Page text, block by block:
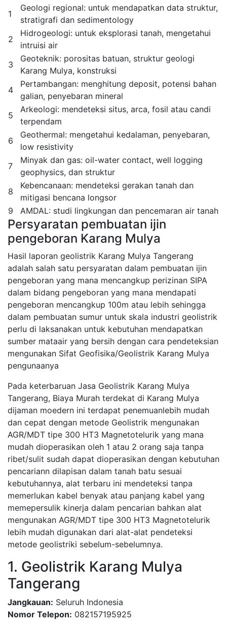
1
Geologi regional: untuk mendapatkan data struktur,
stratigrafi dan sedimentology
2
Hidrogeologi: untuk eksplorasi tanah, mengetahui
intruisi air
3
Geoteknik: porositas batuan, struktur geologi
Karang Mulya, konstruksi
4
Pertambangan: menghitung deposit, potensi bahan
galian, penyebaran mineral
5
Arkeologi: mendeteksi situs, arca, fosil atau candi
terpendam
6
Geothermal: mengetahui kedalaman, penyebaran,
low resistivity
7
Minyak dan gas: oil-water contact, well logging
geophysics, dan struktur
8
Kebencanaan: mendeteksi gerakan tanah dan
mitigasi bencana longsor
9
AMDAL: studi lingkungan dan pencemaran air tanah
Persyaratan pembuatan ijin
pengeboran Karang Mulya
Hasil laporan geolistrik Karang Mulya Tangerang
adalah salah satu persyaratan dalam pembuatan ijin
pengeboran yang mana mencangkup perizinan SIPA
dalam bidang pengeboran yang mana mendapati
pengeboran mencangkup 100m atau lebih sehingga
dalam pembuatan sumur untuk skala industri geolistrik
perlu di laksanakan untuk kebutuhan mendapatkan
sumber mataair yang bersih dengan cara pendeteksian
mengunakan Sifat Geofisika/Geolistrik Karang Mulya
pengunaanya
Pada keterbaruan Jasa Geolistrik Karang Mulya
Tangerang, Biaya Murah terdekat di Karang Mulya
dijaman moedern ini terdapat penemuanlebih mudah
dan cepat dengan metode Geolistrik mengunakan
AGR/MDT tipe 300 HT3 Magnetotelurik yang mana
mudah dioperasikan oleh 1 atau 2 orang saja tanpa
ribet/sulit sudah dapat dioperasikan dengan kebutuhan
pencariann dilapisan dalam tanah batu sesuai
kebutuhannya, alat terbaru ini mendeteksi tanpa
memerlukan kabel benyak atau panjang kabel yang
memepersulik kinerja dalam pencarian bahkan alat
mengunakan AGR/MDT tipe 300 HT3 Magnetotelurik
lebih mudah digunakan dari alat-alat pendeteksi
metode geolistriki sebelum-sebelumnya.
1. Geolistrik Karang Mulya
Tangerang
Jangkauan: Seluruh Indonesia
Nomor Telepon: 082157195925